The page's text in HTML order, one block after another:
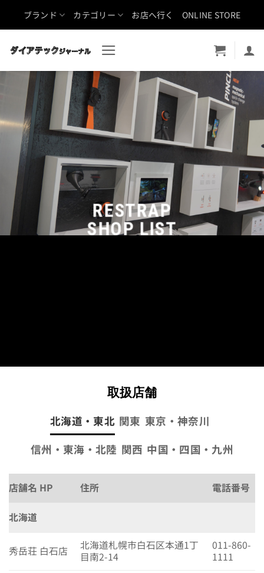
ブランド カテゴリー お店へ行く ONLINE STORE
RESTRAP
SHOP LIST
取扱店舗
北海道・東北 関東 東京・神奈川
信州・東海・北陸 関西 中国・四国・九州
店舗名 HP 住所 電話番号
北海道
秀岳荘 白石店
北海道札幌市白石区本通1丁
目南2-14
011-860-
1111